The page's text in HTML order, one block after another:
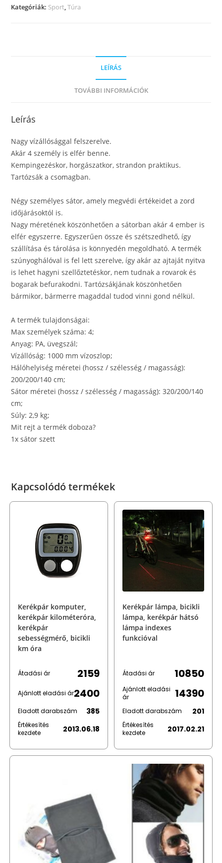
Kategóriák: Sport,Túra
LEÍRÁS
TOVÁBBI INFORMÁCIÓK
Leírás
Nagy vízállósággal felszerelve.
Akár 4 személy is elfér benne.
Kempingezéskor, horgászatkor, strandon praktikus.
Tartózsák a csomagban.
Négy személyes sátor, amely megvédi értékeidet a zord
időjárásoktól is.
Nagy méretének köszönhetően a sátorban akár 4 ember is
elfér egyszerre. Egyszerűen össze és szétszedhető, így
szállítása és tárolása is könnyedén megoldható. A termék
szúnyoghálóval is fel lett szerelve, így akár az ajtaját nyitva
is lehet hagyni szellőztetéskor, nem tudnak a rovarok és
bogarak befurakodni. Tartózsákjának köszönhetően
bármikor, bármerre magaddal tudod vinni gond nélkül.
A termék tulajdonságai:
Max személyek száma: 4;
Anyag: PA, üvegszál;
Vízállóság: 1000 mm vízoszlop;
Hálóhelyiség méretei (hossz / szélesség / magasság):
200/200/140 cm;
Sátor méretei (hossz / szélesség / magasság): 320/200/140
cm;
Súly: 2,9 kg;
Mit rejt a termék doboza?
1x sátor szett
Kapcsolódó termékek
Kerékpár komputer,
kerékpár kilométeróra,
kerékpár
sebességmérő, bicikli
km óra
Átadási ár 2159
Ajánlott eladási ár2400
Eladott darabszám 385
Értékesítés
kezdete
2013.06.18
Kerékpár lámpa, bicikli
lámpa, kerékpár hátsó
lámpa indexes
funkcióval
Átadási ár 10850
Ajánlott eladási
ár
14390
Eladott darabszám 201
Értékesítés
kezdete
2017.02.21